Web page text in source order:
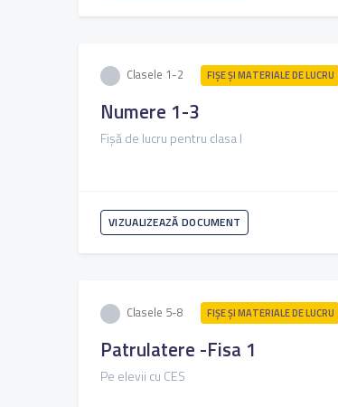
Clasele 1-2 FIŞE ŞI MATERIALE DE LUCRU
Numere 1-3
Fișă de lucru pentru clasa I
VIZUALIZEAZĂ DOCUMENT
Clasele 5-8 FIŞE ŞI MATERIALE DE LUCRU
Patrulatere -Fisa 1
Pe elevii cu CES